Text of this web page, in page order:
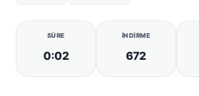
SÜRE
0:02
İNDIRME
672